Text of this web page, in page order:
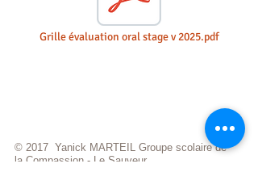
Grille évaluation oral stage v 2025.pdf
© 2017 Yanick MARTEIL Groupe scolaire de
la Compassion - Le Sauveur